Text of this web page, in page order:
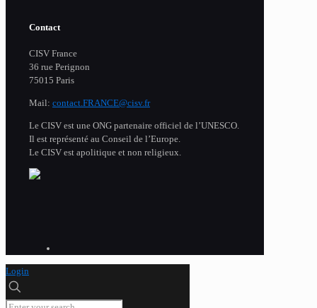
Contact
CISV France
36 rue Perignon
75015 Paris
Mail: contact.FRANCE@cisv.fr
Le CISV est une ONG partenaire officiel de l’UNESCO.
Il est représenté au Conseil de l’Europe.
Le CISV est apolitique et non religieux.
Login